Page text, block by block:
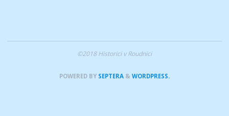
©2018 Historici v Roudnici
POWERED BY SEPTERA & WORDPRESS.